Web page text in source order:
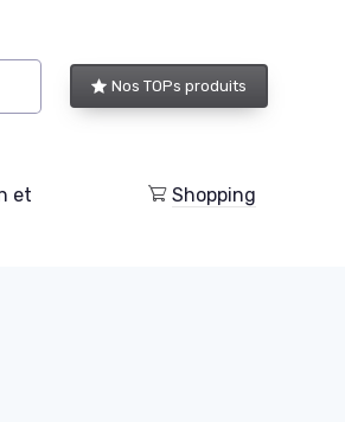
Nos TOPs produits
et
Shopping